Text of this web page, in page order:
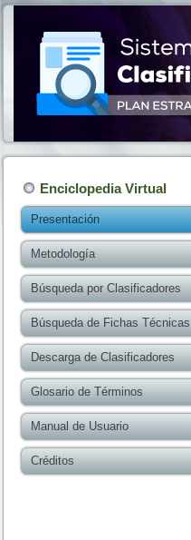
Enciclopedia Virtual
Presentación
Metodología
Búsqueda por Clasificadores
Búsqueda de Fichas Técnicas
Descarga de Clasificadores
Glosario de Términos
Manual de Usuario
Créditos